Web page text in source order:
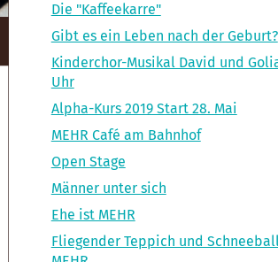
Die "Kaffeekarre"
Gibt es ein Leben nach der Geburt?
Kinderchor-Musikal David und
Uhr
Alpha-Kurs 2019 Start 28. Mai
MEHR Café am Bahnhof
Open Stage
Männer unter sich
Ehe ist MEHR
Fliegender Teppich und